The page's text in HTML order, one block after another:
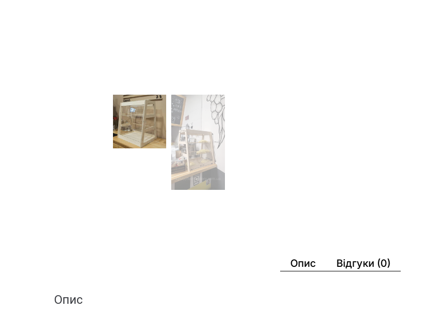
Опис Відгуки (0)
Опис